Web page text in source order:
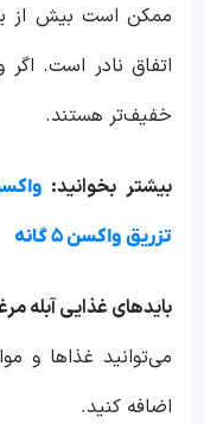
ممکن است بیش از یک
اتفاق نادر است. اگر
خفیف‌تر هستند.
بیشتر بخوانید:
تزریق واکسن ۵ گانه
بایدهای غذایی آبله
می‌توانید غذاها و
اضافه کنید.